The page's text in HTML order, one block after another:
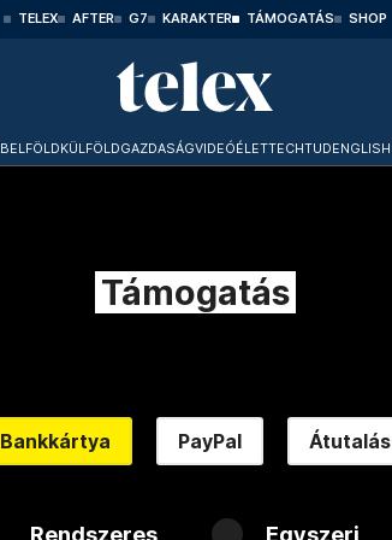
TELEX AFTER G7 KARAKTER TÁMOGATÁS SHOP
BELFÖLDKÜLFÖLDGAZDASÁGVIDEÓÉLETTECHTUDENGLISH
Támogatás
Bankkártya PayPal Átutalás
Rendszeres Egyszeri